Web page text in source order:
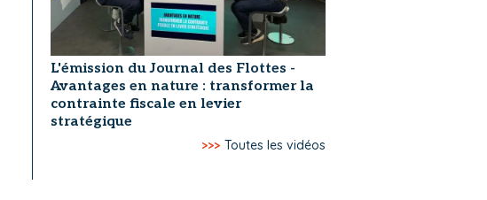
L'émission du Journal des Flottes -
Avantages en nature : transformer la
contrainte fiscale en levier
stratégique
>>> Toutes les vidéos